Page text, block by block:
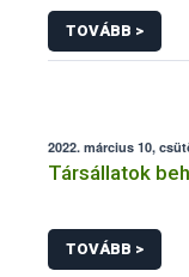
TOVÁBB >
2022. március 10,
Társállatok
TOVÁBB >